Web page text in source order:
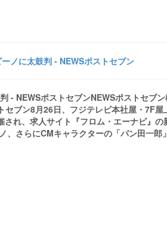
ノに太鼓判 - NEWSポストセブン
- NEWSポストセブンNEWSポストセブ
ブン8月26日、フジテレビ本社屋・7F屋
れ、求人サイト『フロム・エーナビ』の
、さらにCMキャラクターの「パン田一郎